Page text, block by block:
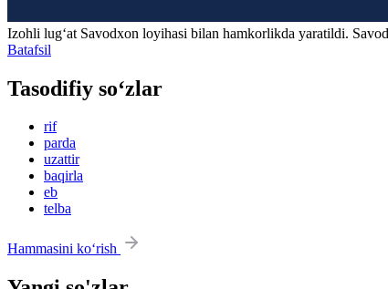
Izohli lugʻat Savodxon loyihasi bilan hamkorlikda yaratildi.
Batafsil
Tasodifiy so‘zlar
rif
parda
uzattir
baqirla
eb
telba
Hammasini ko‘rish